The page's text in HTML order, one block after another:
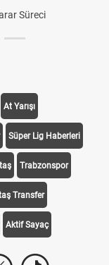
Süreci
At Yarışı
Süper Lig Haberleri
Trabzonspor
Transfer
Aktif Sayaç